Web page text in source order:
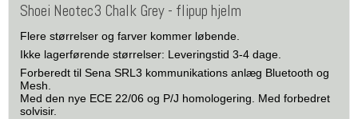
Shoei Neotec3 Chalk Grey - flipup hjelm
Flere størrelser og farver kommer løbende.
Ikke lagerførende størrelser: Leveringstid 3-4 dage.
Forberedt til Sena SRL3 kommunikations anlæg Bluetooth og
Mesh.
Med den nye ECE 22/06 og P/J homologering. Med forbedret
solvisir.